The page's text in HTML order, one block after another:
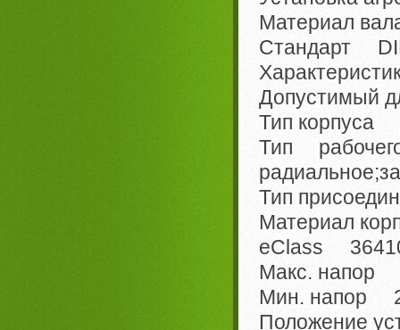
Материал
Стандарт
Допустимый
Тип корпуса
Тип
Тип
Материал
eClass
Макс. напор
Мин. напор
Положение